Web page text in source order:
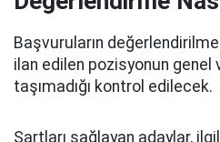
Başvuruların
ilan edilen pozisyonun genel
taşımadığı kontrol edilecek.
Şartları sağlayan adaylar,